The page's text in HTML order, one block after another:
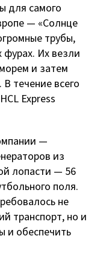
для самого
— «Солнце
трубы,
фурах. Их везли
и затем
течение всего
Express
—
из
лопасти — 56
поля.
не
транспорт, но и
и обеспечить